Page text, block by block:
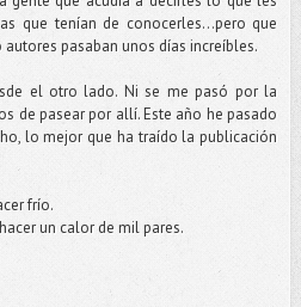
que tenían de conocerles…pero que
pasaban unos días increíbles.
el otro lado. Ni se me pasó por la
de pasear por allí. Este año he pasado
lo mejor que ha traído la publicación
frío.
un calor de mil pares.